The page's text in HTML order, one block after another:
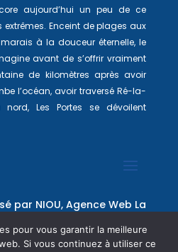
aujourd’hui un peu de ce
extrêmes. Enceint de plages aux
à la douceur éternelle, le
avant de s’offrir vraiment
de kilomètres après avoir
l’océan, avoir traversé Ré-la-
Les Portes se dévoilent
par NIOU, Agence Web La
pour vous garantir la meilleure
Si vous continuez à utiliser ce